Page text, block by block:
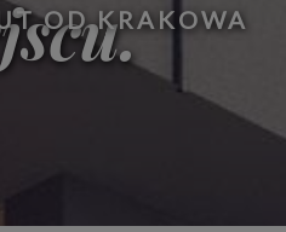
OD KRAKOWA